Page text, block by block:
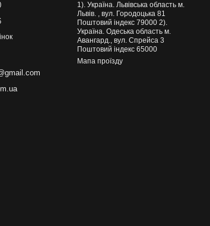
1). Україна. Львівська область м.
Львів. , вул. Городоцька 81
Поштовий індекс 79000 2).
Україна. Одеська область м.
Авангард., вул. Спрейса 3
Поштовий індекс 65000
Мапа проїзду